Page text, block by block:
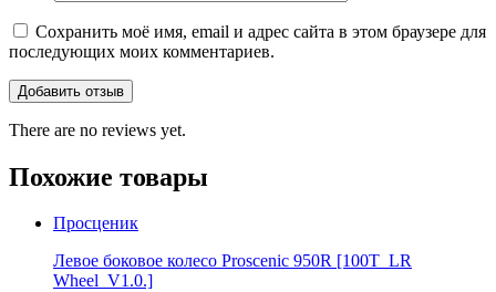
Сохранить моё имя, email и адрес сайта в этом браузере для
последующих моих комментариев.
There are no reviews yet.
Похожие товары
Просценик
Левое боковое колесо Proscenic 950R [100T_LR
Wheel_V1.0.]